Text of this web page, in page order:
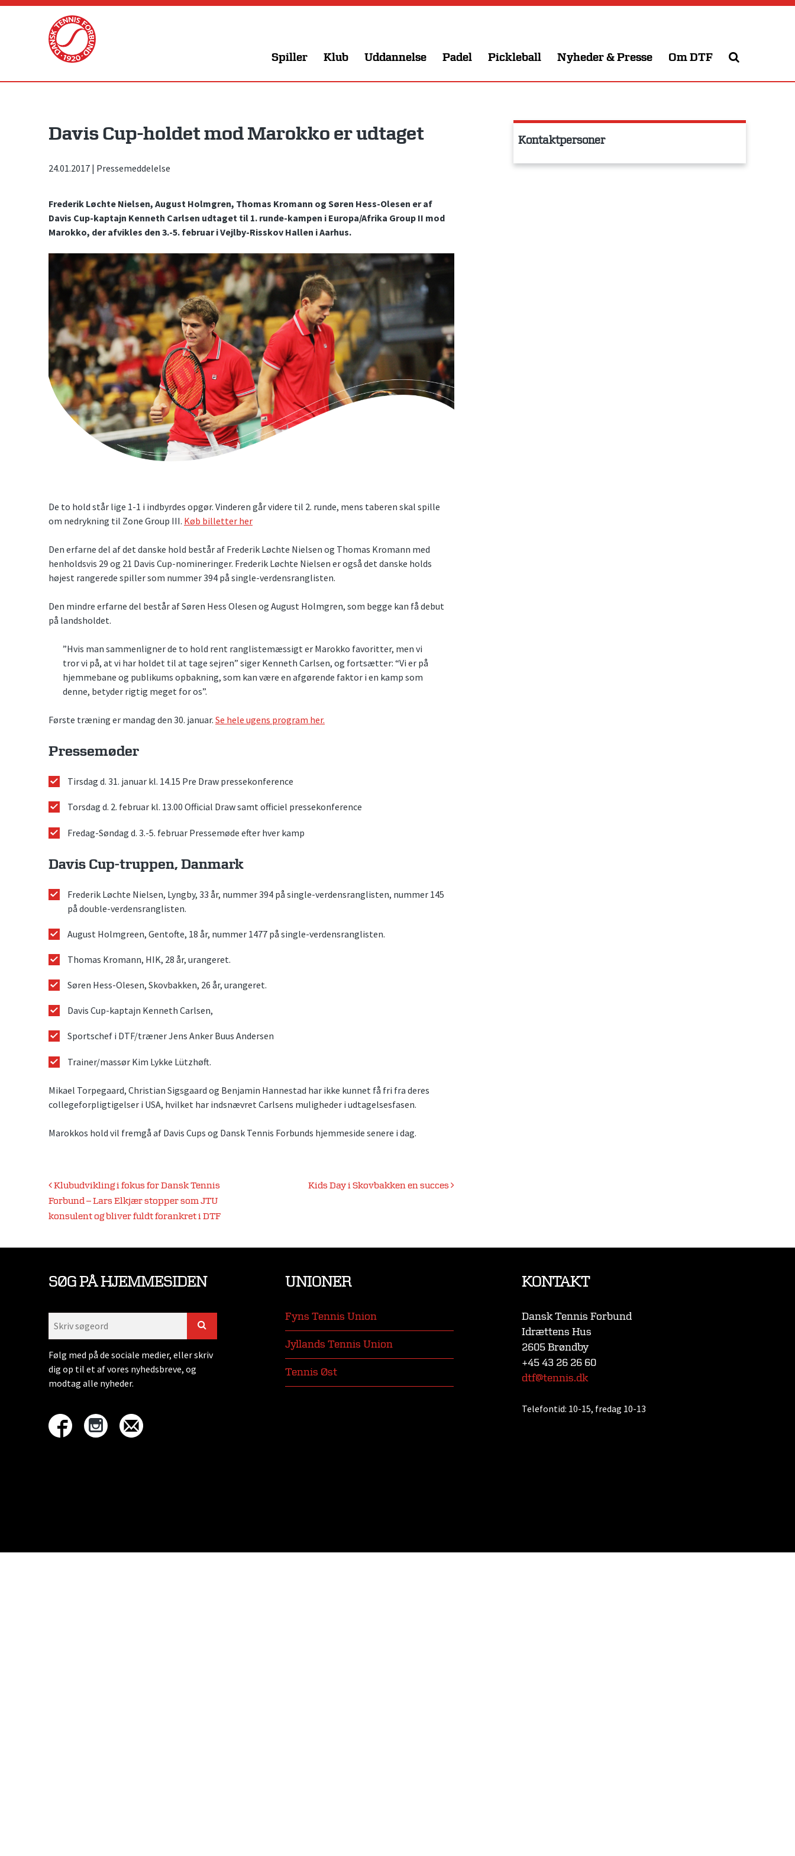
Skip
Spiller Klub Uddannelse Padel Pickleball Nyheder & Presse Om DTF
Davis Cup-holdet mod Marokko er udtaget
24.01.2017 | Pressemeddelelse
Frederik Løchte Nielsen, August Holmgren, Thomas Kromann og Søren Hess-Olesen er af
Davis Cup-kaptajn Kenneth Carlsen udtaget til 1. runde-kampen i Europa/Afrika Group II mod
Marokko, der afvikles den 3.-5. februar i Vejlby-Risskov Hallen i Aarhus.
De to hold står lige 1-1 i indbyrdes opgør. Vinderen går videre til 2. runde, mens taberen skal spille
om nedrykning til Zone Group III. Køb billetter her
Den erfarne del af det danske hold består af Frederik Løchte Nielsen og Thomas Kromann med
henholdsvis 29 og 21 Davis Cup-nomineringer. Frederik Løchte Nielsen er også det danske holds
højest rangerede spiller som nummer 394 på single-verdensranglisten.
Den mindre erfarne del består af Søren Hess Olesen og August Holmgren, som begge kan få debut
på landsholdet.
”Hvis man sammenligner de to hold rent ranglistemæssigt er Marokko favoritter, men vi
tror vi på, at vi har holdet til at tage sejren” siger Kenneth Carlsen, og fortsætter: “Vi er på
hjemmebane og publikums opbakning, som kan være en afgørende faktor i en kamp som
denne, betyder rigtig meget for os”.
Første træning er mandag den 30. januar. Se hele ugens program her.
Pressemøder
Tirsdag d. 31. januar kl. 14.15 Pre Draw pressekonference
Torsdag d. 2. februar kl. 13.00 Official Draw samt officiel pressekonference
Fredag-Søndag d. 3.-5. februar Pressemøde efter hver kamp
Davis Cup-truppen, Danmark
Frederik Løchte Nielsen, Lyngby, 33 år, nummer 394 på single-verdensranglisten, nummer 145
på double-verdensranglisten.
August Holmgreen, Gentofte, 18 år, nummer 1477 på single-verdensranglisten.
Thomas Kromann, HIK, 28 år, urangeret.
Søren Hess-Olesen, Skovbakken, 26 år, urangeret.
Davis Cup-kaptajn Kenneth Carlsen,
Sportschef i DTF/træner Jens Anker Buus Andersen
Trainer/massør Kim Lykke Lützhøft.
Mikael Torpegaard, Christian Sigsgaard og Benjamin Hannestad har ikke kunnet få fri fra deres
collegeforpligtigelser i USA, hvilket har indsnævret Carlsens muligheder i udtagelsesfasen.
Marokkos hold vil fremgå af Davis Cups og Dansk Tennis Forbunds hjemmeside senere i dag.
Indlægsnavigation
Klubudvikling i fokus for Dansk Tennis
Forbund – Lars Elkjær stopper som JTU
konsulent og bliver fuldt forankret i DTF
Kids Day i Skovbakken en succes
Kontaktpersoner
SØG PÅ HJEMMESIDEN
Følg med på de sociale medier, eller skriv
dig op til et af vores nyhedsbreve, og
modtag alle nyheder.
UNIONER
Fyns Tennis Union
Jyllands Tennis Union
Tennis Øst
KONTAKT
Dansk Tennis Forbund
Idrættens Hus
2605 Brøndby
+45 43 26 26 60
dtf@tennis.dk
Telefontid: 10-15, fredag 10-13